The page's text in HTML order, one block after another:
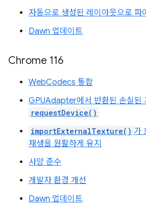
자동으로 생성된 레이아웃으로 파
Dawn 업데이트
Chrome 116
WebCodecs 통합
GPUAdapter에서 반환된 손실된
requestDevice()
importExternalTexture() 가
재생을 원활하게 유지
사양 준수
개발자 환경 개선
Dawn 업데이트